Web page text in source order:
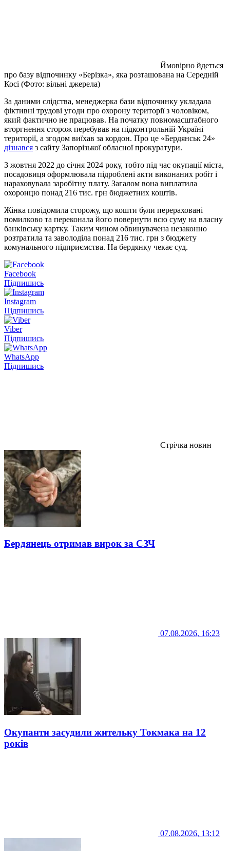
Ймовірно йдеться
про базу відпочинку «Берізка», яка розташована на Середній
Косі (Фото: вільні джерела)
За даними слідства, менеджерка бази відпочинку укладала
фіктивні трудові угоди про охорону території з чоловіком,
який фактично не працював. На початку повномасштабного
вторгнення сторож перебував на підконтрольній Україні
території, а згодом виїхав за кордон. Про це «Бердянськ 24»
дізнався з сайту Запорізької обласної прокуратури.
З жовтня 2022 до січня 2024 року, тобто під час окупації міста,
посадовиця оформлювала підроблені акти виконаних робіт і
нараховувала заробітну плату. Загалом вона виплатила
охоронцю понад 216 тис. грн бюджетних коштів.
Жінка повідомила сторожу, що кошти були перераховані
помилково та переконала його повернути всю суму на власну
банківську картку. Таким чином обвинувачена незаконно
розтратила та заволоділа понад 216 тис. грн з бюджету
комунального підприємства. На бердянку чекає суд.
Facebook
Підпишись
Instagram
Підпишись
Viber
Підпишись
WhatsApp
Підпишись
Стрічка новин
Бердянець отримав вирок за СЗЧ
07.08.2026, 16:23
Окупанти засудили жительку Токмака на 12
років
07.08.2026, 13:12